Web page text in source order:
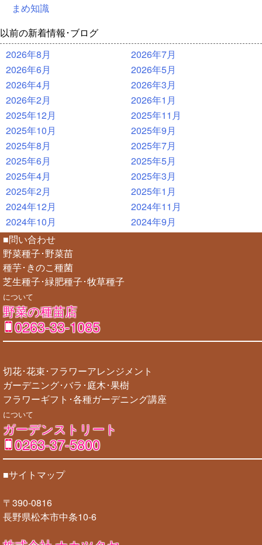
まめ知識
以前の新着情報･ブログ
2026年8月
2026年7月
2026年6月
2026年5月
2026年4月
2026年3月
2026年2月
2026年1月
2025年12月
2025年11月
2025年10月
2025年9月
2025年8月
2025年7月
2025年6月
2025年5月
2025年4月
2025年3月
2025年2月
2025年1月
2024年12月
2024年11月
2024年10月
2024年9月
■問い合わせ
野菜種子･野菜苗
種芋･きのこ種菌
芝生種子･緑肥種子･牧草種子
について
野菜の種苗店
0263-33-1085
切花･花束･フラワーアレンジメント
ガーデニング･バラ･庭木･果樹
フラワーギフト･各種ガーデニング講座
について
ガーデンストリート
0263-37-5800
■サイトマップ
〒390-0816
長野県松本市中条10-6